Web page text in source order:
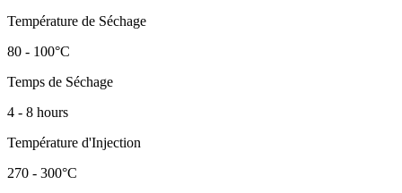
Température de Séchage
80 - 100°C
Temps de Séchage
4 - 8 hours
Température d'Injection
270 - 300°C